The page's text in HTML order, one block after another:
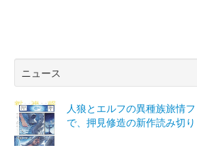
ニュース
人狼とエルフの異種族旅情
で、押見修造の新作読み切り